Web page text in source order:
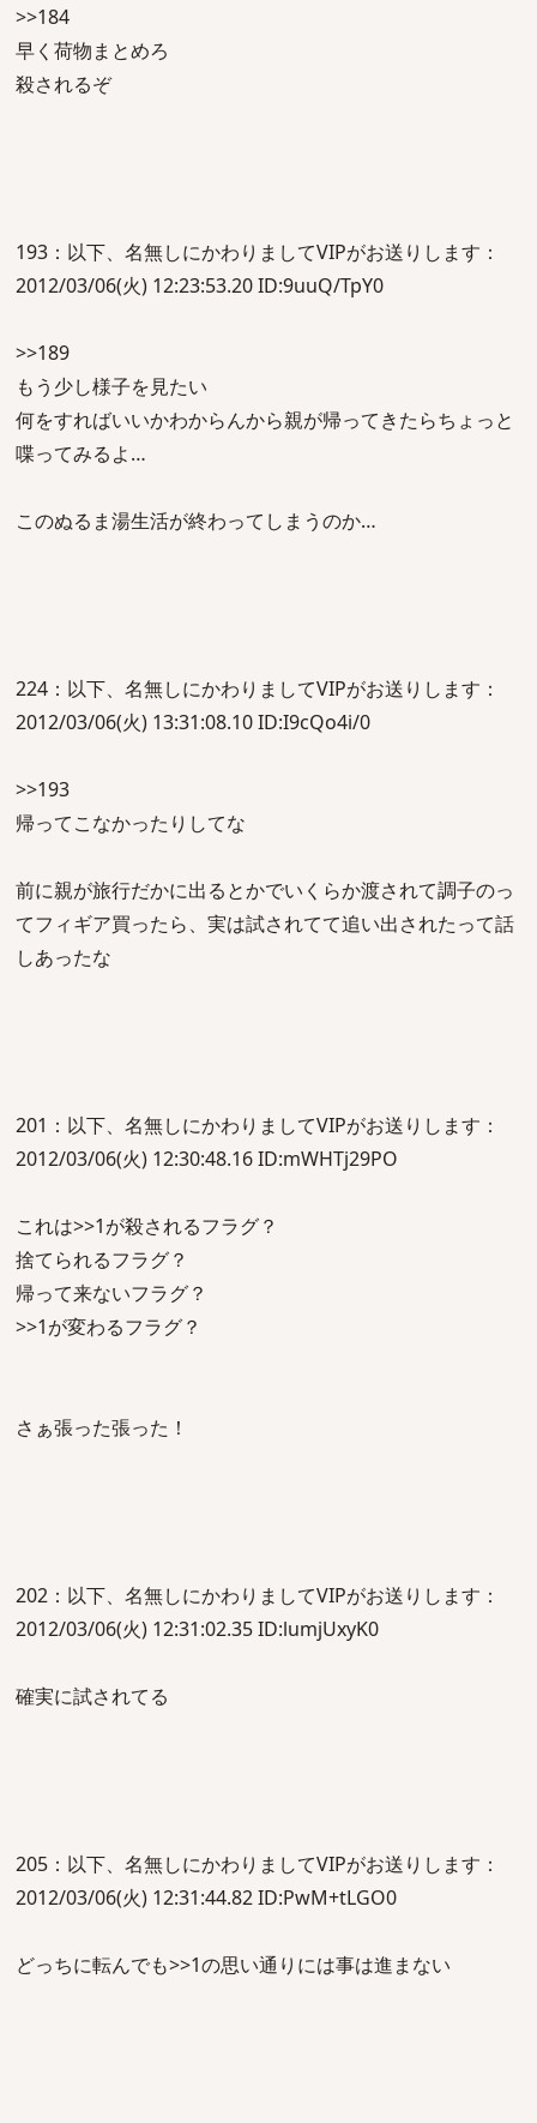
>>184
早く荷物まとめろ
殺されるぞ
193：以下、名無しにかわりましてVIPがお送りします：
2012/03/06(火) 12:23:53.20 ID:9uuQ/TpY0
>>189
もう少し様子を見たい
何をすればいいかわからんから親が帰ってきたらちょっと
喋ってみるよ…
このぬるま湯生活が終わってしまうのか…
224：以下、名無しにかわりましてVIPがお送りします：
2012/03/06(火) 13:31:08.10 ID:I9cQo4i/0
>>193
帰ってこなかったりしてな
前に親が旅行だかに出るとかでいくらか渡されて調子のっ
てフィギア買ったら、実は試されてて追い出されたって話
しあったな
201：以下、名無しにかわりましてVIPがお送りします：
2012/03/06(火) 12:30:48.16 ID:mWHTj29PO
これは>>1が殺されるフラグ？
捨てられるフラグ？
帰って来ないフラグ？
>>1が変わるフラグ？
さぁ張った張った！
202：以下、名無しにかわりましてVIPがお送りします：
2012/03/06(火) 12:31:02.35 ID:lumjUxyK0
確実に試されてる
205：以下、名無しにかわりましてVIPがお送りします：
2012/03/06(火) 12:31:44.82 ID:PwM+tLGO0
どっちに転んでも>>1の思い通りには事は進まない